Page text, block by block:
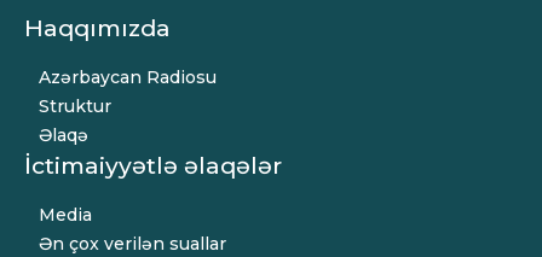
Haqqımızda
Azərbaycan Radiosu
Struktur
Əlaqə
İctimaiyyətlə əlaqələr
Media
Ən çox verilən suallar